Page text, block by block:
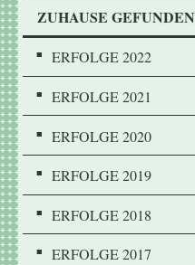
ZUHAUSE GEFUNDEN
ERFOLGE 2022
ERFOLGE 2021
ERFOLGE 2020
ERFOLGE 2019
ERFOLGE 2018
ERFOLGE 2017